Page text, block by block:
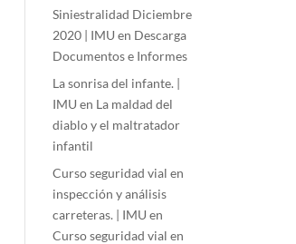
Siniestralidad Diciembre
2020 | IMU en Descarga
Documentos e Informes
La sonrisa del infante. |
IMU en La maldad del
diablo y el maltratador
infantil
Curso seguridad vial en
inspección y análisis
carreteras. | IMU en
Curso seguridad vial en